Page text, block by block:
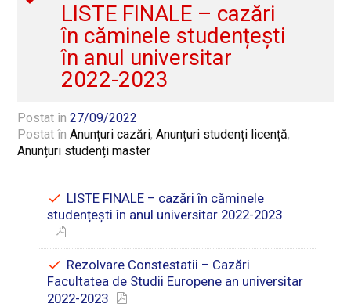
LISTE FINALE – cazări
în căminele studențești
în anul universitar
2022-2023
Postat în27/09/2022
Postat înAnunțuri cazări,Anunțuri studenți licență,
Anunțuri studenți master
LISTE FINALE – cazări în căminele
studențești în anul universitar 2022-2023
Rezolvare Constestatii – Cazări
Facultatea de Studii Europene an universitar
2022-2023